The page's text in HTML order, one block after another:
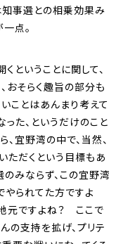
知事選との相乗効果み
点。
ということに関して、
おそらく趣旨の部分も
ことはあんまり考えて
った、というだけのこと
宜野湾の中で、当然、
ただくという目標もあ
のみならず、この宜野湾
やられてた方ですよ
元ですよね？ ここで
の支持を拡げ、プリテ